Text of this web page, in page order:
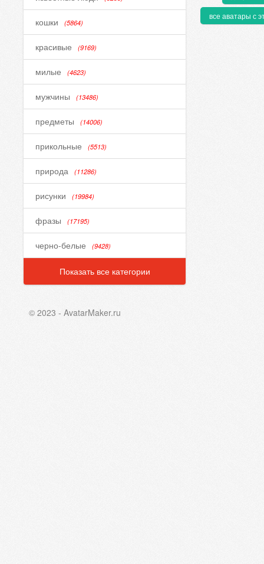
кошки (5864)
красивые (9169)
милые (4623)
мужчины (13486)
предметы (14006)
прикольные (5513)
природа (11286)
рисунки (19984)
фразы (17195)
черно-белые (9428)
Показать все категории
все аватары с
© 2023 - AvatarMaker.ru